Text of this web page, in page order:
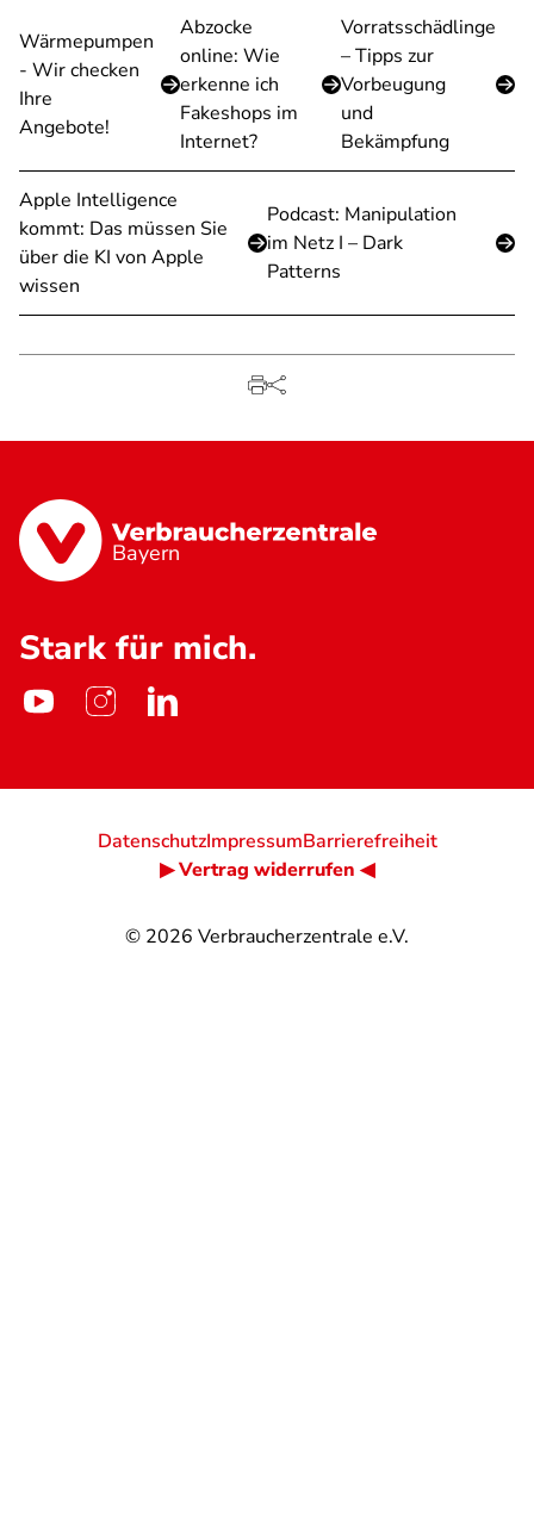
Wärmepumpen
- Wir checken
Ihre
Angebote!
Abzocke
online: Wie
erkenne ich
Fakeshops im
Internet?
Vorratsschädlinge
– Tipps zur
Vorbeugung
und
Bekämpfung
Apple Intelligence
kommt: Das müssen Sie
über die KI von Apple
wissen
Podcast: Manipulation
im Netz I – Dark
Patterns
Bayern
Stark für mich.
© 2026 Verbraucherzentrale e.V.
DatenschutzImpressumBarrierefreiheit
▶ Vertrag widerrufen ◀